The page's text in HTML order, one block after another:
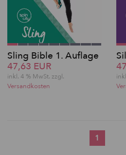
Sling Bible 1. Auflage
47,63 EUR
inkl. 4 % MwSt. zzgl.
Versandkosten
1